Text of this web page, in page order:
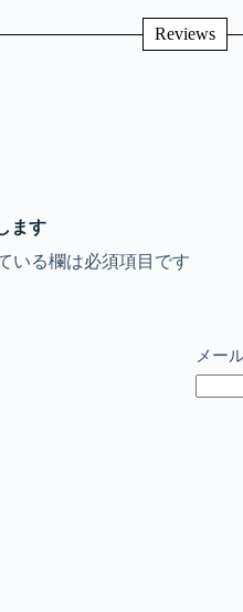
Reviews
ます
いる欄は必須項目です
メー